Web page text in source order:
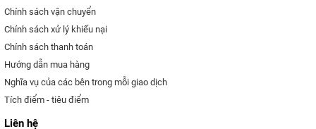
Chính sách vận chuyển
Chính sách xử lý khiếu nại
Chính sách thanh toán
Hướng dẫn mua hàng
Nghĩa vụ của các bên trong mỗi giao dịch
Tích điểm - tiêu điểm
Liên hệ